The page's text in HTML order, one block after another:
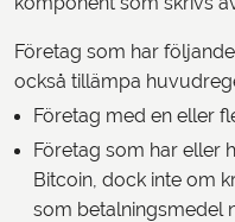
Företag som har
också tillämpa
Företag med en eller
Företag som har eller
Bitcoin, dock inte om
som betalningsmedel